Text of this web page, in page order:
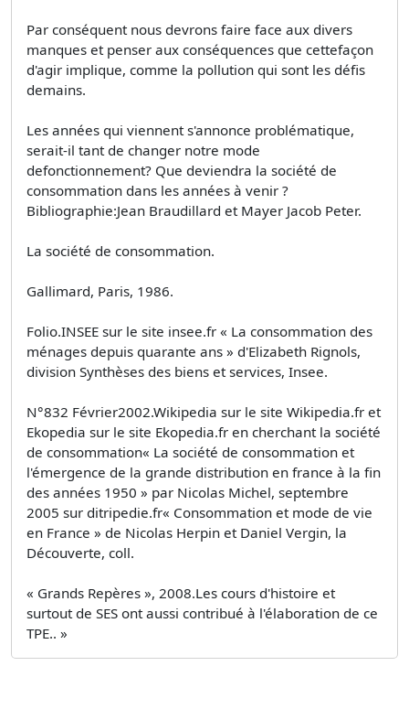
Par conséquent nous devrons faire face aux divers
manques et penser aux conséquences que cettefaçon
d'agir implique, comme la pollution qui sont les défis
demains.
Les années qui viennent s'annonce problématique,
serait-il tant de changer notre mode
defonctionnement? Que deviendra la société de
consommation dans les années à venir ?
Bibliographie:Jean Braudillard et Mayer Jacob Peter.
La société de consommation.
Gallimard, Paris, 1986.
Folio.INSEE sur le site insee.fr « La consommation des
ménages depuis quarante ans » d'Elizabeth Rignols,
division Synthèses des biens et services, Insee.
N°832 Février2002.Wikipedia sur le site Wikipedia.fr et
Ekopedia sur le site Ekopedia.fr en cherchant la société
de consommation« La société de consommation et
l'émergence de la grande distribution en france à la fin
des années 1950 » par Nicolas Michel, septembre
2005 sur ditripedie.fr« Consommation et mode de vie
en France » de Nicolas Herpin et Daniel Vergin, la
Découverte, coll.
« Grands Repères », 2008.Les cours d'histoire et
surtout de SES ont aussi contribué à l'élaboration de ce
TPE.. »